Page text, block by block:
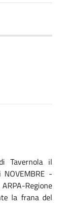
Tavernola il
-
Regione
la frana del